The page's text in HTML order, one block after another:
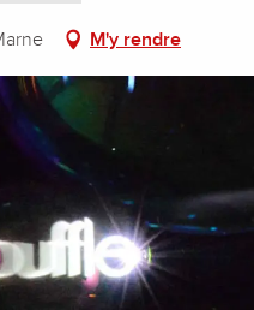
M'y rendre